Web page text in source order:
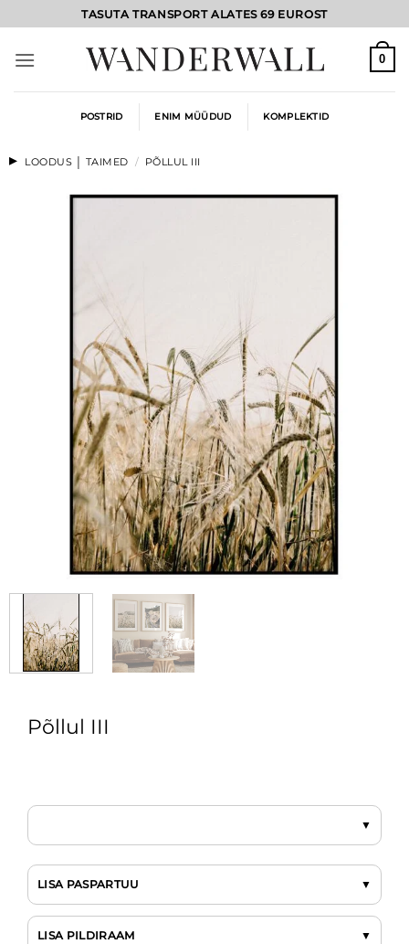
to
content
TASUTA TRANSPORT ALATES 69 EUROST
0
POSTRID ENIM MÜÜDUD KOMPLEKTID
LOODUS │ TAIMED / PÕLLUL III
Põllul III
LISA PASPARTUU
LISA PILDIRAAM